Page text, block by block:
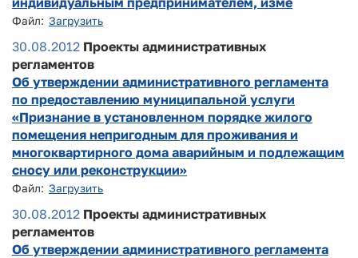
Файл: Загрузить
30.08.2012 Проекты административных
регламентов
Об утверждении административного регламента
по предоставлению муниципальной услуги
«Признание в установленном порядке жилого
помещения непригодным для проживания и
многоквартирного дома аварийным и подлежащим
сносу или реконструкции»
Файл: Загрузить
30.08.2012 Проекты административных
регламентов
Об утверждении административного регламента